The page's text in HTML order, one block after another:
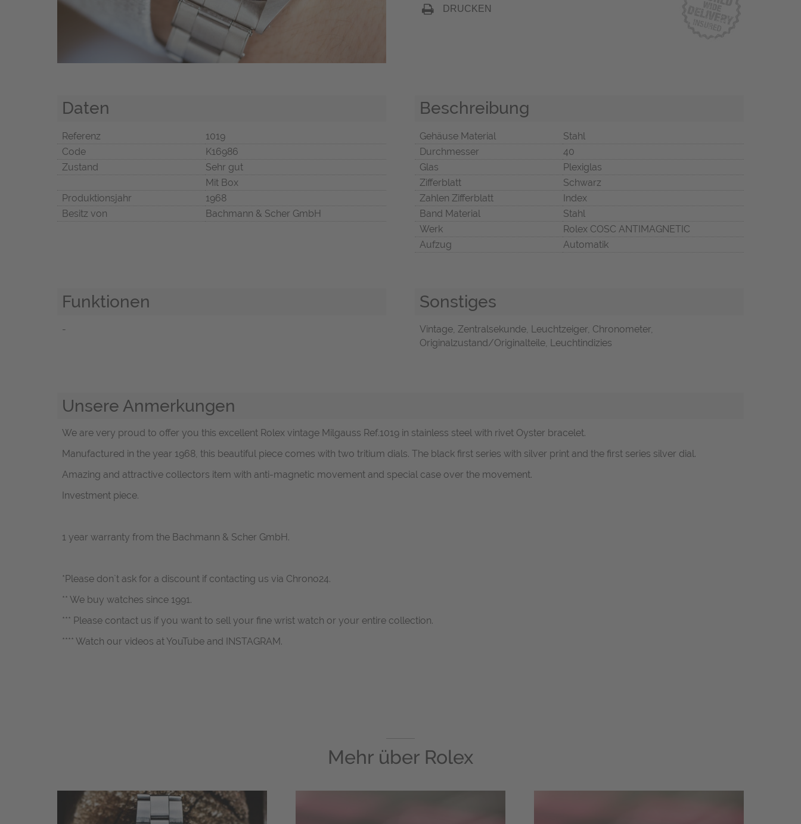
DRUCKEN
Daten
Referenz
1019
Code
K16986
Zustand
Sehr gut
Mit Box
Produktionsjahr
1968
Besitz von
Bachmann & Scher GmbH
Beschreibung
Gehäuse Material
Stahl
Durchmesser
40
Glas
Plexiglas
Zifferblatt
Schwarz
Zahlen Zifferblatt
Index
Band Material
Stahl
Werk
Rolex COSC ANTIMAGNETIC
Aufzug
Automatik
Funktionen
-
Sonstiges
Vintage, Zentralsekunde, Leuchtzeiger, Chronometer,
Originalzustand/Originalteile, Leuchtindizies
Unsere Anmerkungen
We are very proud to offer you this excellent Rolex vintage Milgauss Ref.1019 in stainless steel with rivet Oyster bracelet.
Manufactured in the year 1968, this beautiful piece comes with two tritium dials. The black first series with silver print and the first series silver dial.
Amazing and attractive collectors item with anti-magnetic movement and special case over the movement.
Investment piece.
1 year warranty from the Bachmann & Scher GmbH.
*Please don`t ask for a discount if contacting us via Chrono24.
** We buy watches since 1991.
*** Please contact us if you want to sell your fine wrist watch or your entire collection.
**** Watch our videos at YouTube and INSTAGRAM.
Mehr über Rolex